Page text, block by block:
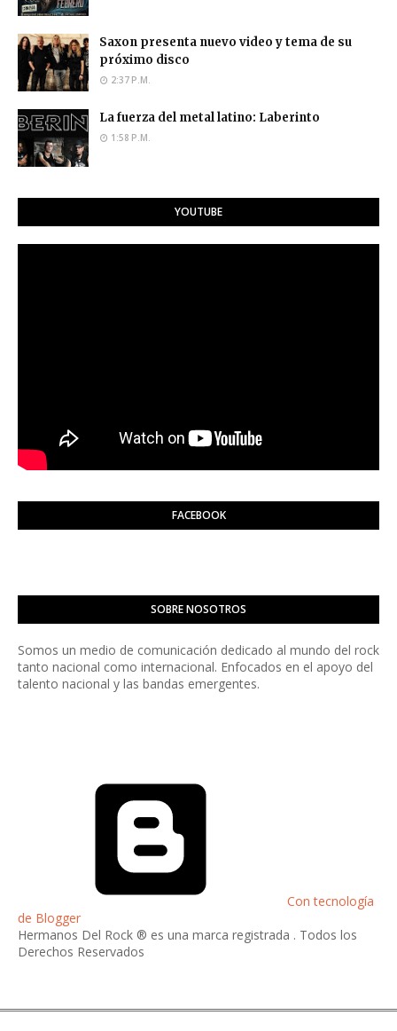
Saxon presenta nuevo video y tema de su
próximo disco
2:37 P.M.
La fuerza del metal latino: Laberinto
1:58 P.M.
YOUTUBE
FACEBOOK
SOBRE NOSOTROS
Somos un medio de comunicación dedicado al mundo del rock
tanto nacional como internacional. Enfocados en el apoyo del
talento nacional y las bandas emergentes.
Con tecnología
de Blogger
Hermanos Del Rock ® es una marca registrada . Todos los
Derechos Reservados